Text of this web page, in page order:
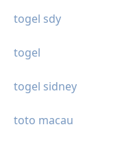
togel sdy
togel
togel sidney
toto macau